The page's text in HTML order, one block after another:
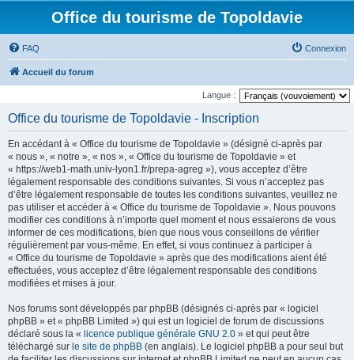
Office du tourisme de Topoldavie
FAQ Connexion
Accueil du forum
Langue :
Office du tourisme de Topoldavie - Inscription
En accédant à « Office du tourisme de Topoldavie » (désigné ci-après par
« nous », « notre », « nos », « Office du tourisme de Topoldavie » et
« https://web1-math.univ-lyon1.fr/prepa-agreg »), vous acceptez d’être
légalement responsable des conditions suivantes. Si vous n’acceptez pas
d’être légalement responsable de toutes les conditions suivantes, veuillez ne
pas utiliser et accéder à « Office du tourisme de Topoldavie ». Nous pouvons
modifier ces conditions à n’importe quel moment et nous essaierons de vous
informer de ces modifications, bien que nous vous conseillons de vérifier
régulièrement par vous-même. En effet, si vous continuez à participer à
« Office du tourisme de Topoldavie » après que des modifications aient été
effectuées, vous acceptez d’être légalement responsable des conditions
modifiées et mises à jour.
Nos forums sont développés par phpBB (désignés ci-après par « logiciel
phpBB » et « phpBB Limited ») qui est un logiciel de forum de discussions
déclaré sous la « licence publique générale GNU 2.0 » et qui peut être
téléchargé sur le site de phpBB (en anglais). Le logiciel phpBB a pour seul but